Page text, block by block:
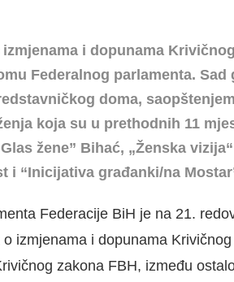
i dopunama
Federalnog parlamenta.
doma,
koja su u prethodnih 11
žene” Bihać, „Ženska
i “Inicijativa građanki/na
Federacije BiH je na 21.
izmjenama i dopunama
zakona FBH, između